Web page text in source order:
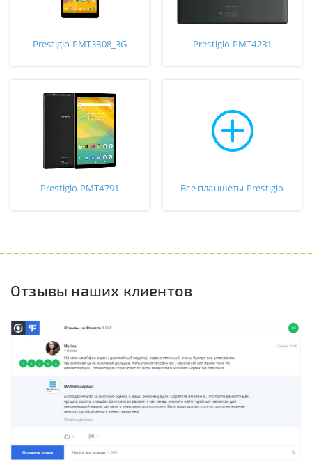
Prestigio PMT3308_3G Prestigio PMT4231
Prestigio PMT4791 Все планшеты Prestigio
Отзывы наших клиентов